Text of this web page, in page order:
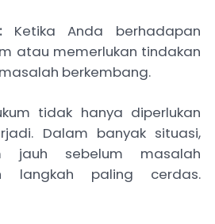
Ketika Anda berhadapan
atau memerlukan tindakan
berkembang.
tidak hanya diperlukan
Dalam banyak situasi,
jauh sebelum masalah
langkah paling cerdas.